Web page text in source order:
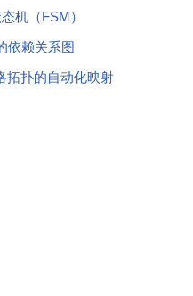
机（FSM）
依赖关系图
拓扑的自动化映射